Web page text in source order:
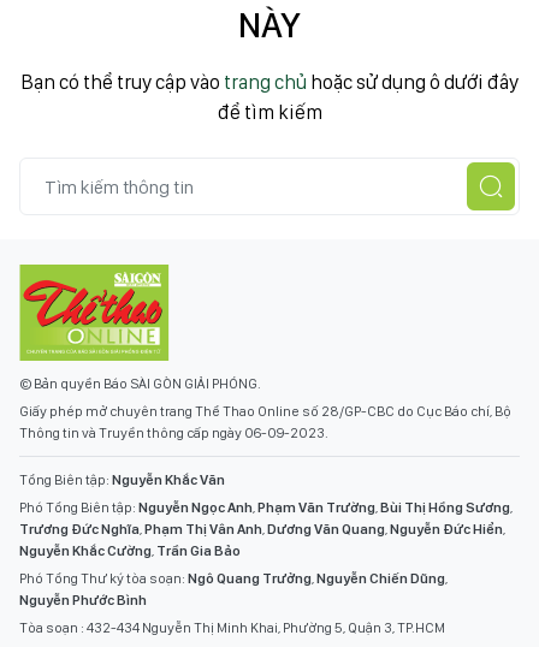
NÀY
Bạn có thể truy cập vào trang chủ hoặc sử dụng ô dưới đây
để tìm kiếm
© Bản quyền Báo SÀI GÒN GIẢI PHÓNG.
Giấy phép mở chuyên trang Thể Thao Online số 28/GP-CBC do Cục Báo chí, Bộ
Thông tin và Truyền thông cấp ngày 06-09-2023.
Tổng Biên tập: Nguyễn Khắc Văn
Phó Tổng Biên tập: Nguyễn Ngọc Anh,Phạm Văn Trường,Bùi Thị Hồng Sương,
Trương Đức Nghĩa,Phạm Thị Vân Anh,Dương Văn Quang,Nguyễn Đức Hiển,
Nguyễn Khắc Cường, Trần Gia Bảo
Phó Tổng Thư ký tòa soạn: Ngô Quang Trưởng,Nguyễn Chiến Dũng,
Nguyễn Phước Bình
Tòa soạn : 432-434 Nguyễn Thị Minh Khai, Phường 5, Quận 3, TP.HCM